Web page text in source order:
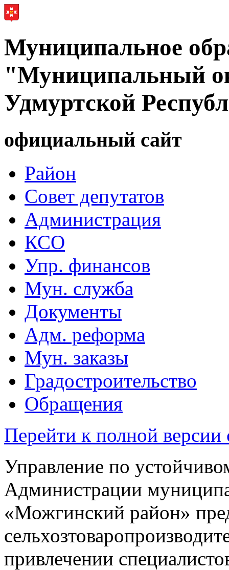
Муниципальное
"Муниципальный
Удмуртской
официальный сайт
Район
Совет депутатов
Администрация
КСО
Упр. финансов
Мун. служба
Документы
Адм. реформа
Мун. заказы
Градостроительство
Обращения
Перейти к полной версии
Управление по
Администрации
«Можгинский район»
привлечении